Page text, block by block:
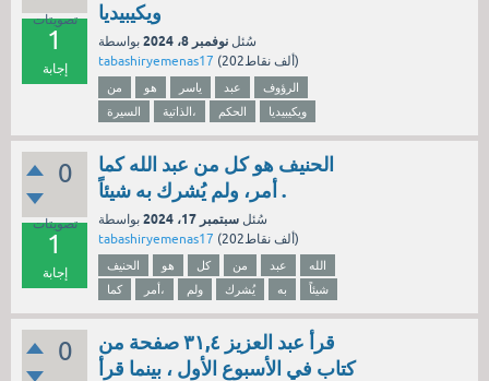
تصويتات
1
إجابة
ويكيبيديا
سُئل نوفمبر 8، 2024
بواسطة
tabashiryemenas17 ( 202ألف نقاط)
من هو ياسر عبد
الرؤوف
السيرة
الذاتية، الحكم ويكيبيديا
0
تصويتات
1
إجابة
الحنيف هو كل من عبد الله كما
أمر، ولم يُشرك به شيئاً .
سُئل سبتمبر 17، 2024
بواسطة
tabashiryemenas17 ( 202ألف نقاط)
الحنيف هو كل من عبد
الله
كما
أمر، ولم يُشرك به شيئاً
0
قرأ عبد العزيز ٣١,٤ صفحة من
كتاب في الأسبوع الأول ، بينما قرأ